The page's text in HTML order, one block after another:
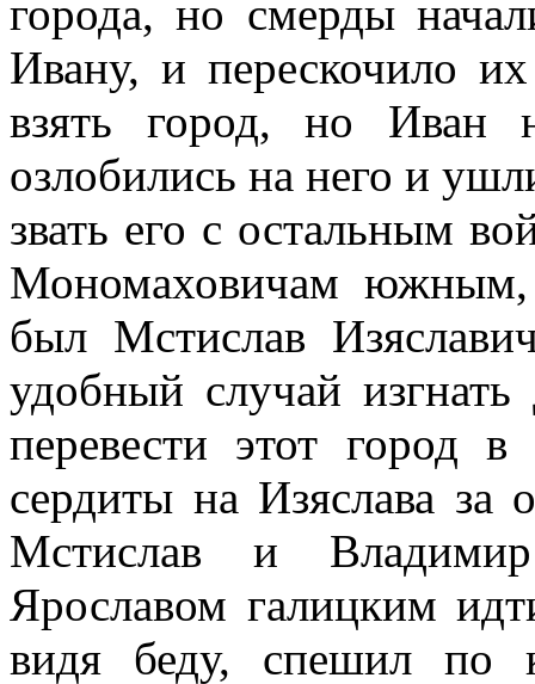
города, но смерды
Ивану, и перескочило
взять город, но Иван
озлобились на него и
звать его с остальным
Мономаховичам южным,
был Мстислав
удобный случай
перевести этот город
сердиты на Изяслава за
Мстислав и
Ярославом галицким
видя беду, спешил по